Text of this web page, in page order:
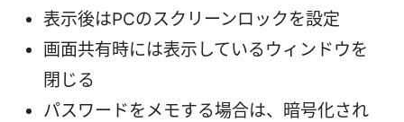
表示後はPCのスクリーンロックを設定
画面共有時には表示しているウィンドウを
閉じる
パスワードをメモする場合は、暗号化され